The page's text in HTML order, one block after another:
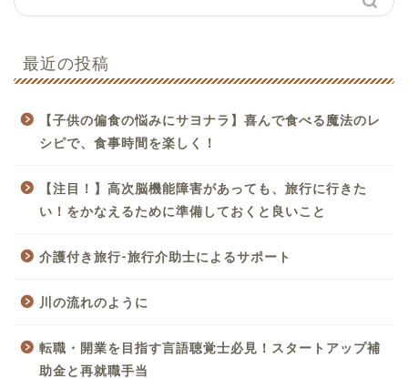
最近の投稿
【子供の偏食の悩みにサヨナラ】喜んで食べる魔法のレ
シピで、食事時間を楽しく！
【注目！】高次脳機能障害があっても、旅行に行きた
い！をかなえるために準備しておくと良いこと
介護付き旅行-旅行介助士によるサポート
川の流れのように
転職・開業を目指す言語聴覚士必見！スタートアップ補
助金と再就職手当